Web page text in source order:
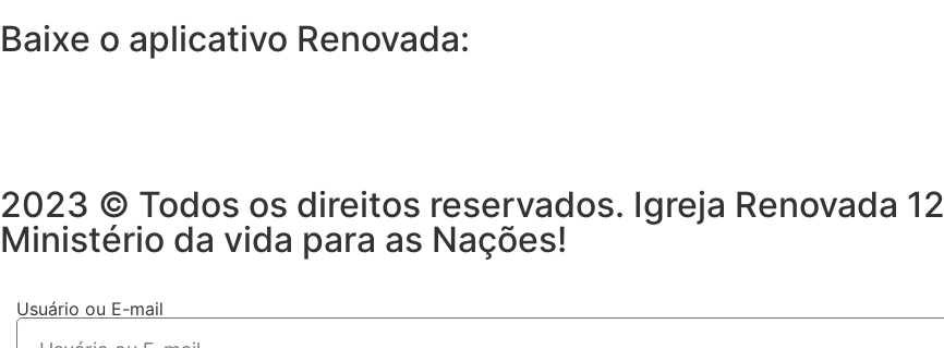
Baixe o aplicativo Renovada:
2023 © Todos os direitos reservados. Igreja Renovada 12
Ministério da vida para as Nações!
Usuário ou E-mail